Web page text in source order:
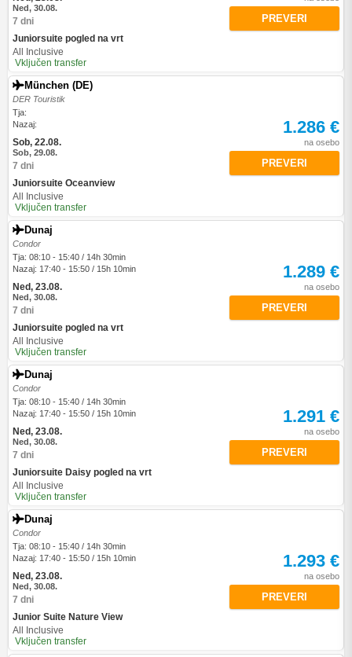
Ned, 30.08.
7 dni
Juniorsuite pogled na vrt
All Inclusive
Vključen transfer
PREVERI
München (DE)
DER Touristik
Tja:
Nazaj:
Sob, 22.08.
Sob, 29.08.
7 dni
Juniorsuite Oceanview
All Inclusive
Vključen transfer
1.286 €
na osebo
PREVERI
Dunaj
Condor
Tja: 08:10 - 15:40 / 14h 30min
Nazaj: 17:40 - 15:50 / 15h 10min
Ned, 23.08.
Ned, 30.08.
7 dni
Juniorsuite pogled na vrt
All Inclusive
Vključen transfer
1.289 €
na osebo
PREVERI
Dunaj
Condor
Tja: 08:10 - 15:40 / 14h 30min
Nazaj: 17:40 - 15:50 / 15h 10min
Ned, 23.08.
Ned, 30.08.
7 dni
Juniorsuite Daisy pogled na vrt
All Inclusive
Vključen transfer
1.291 €
na osebo
PREVERI
Dunaj
Condor
Tja: 08:10 - 15:40 / 14h 30min
Nazaj: 17:40 - 15:50 / 15h 10min
Ned, 23.08.
Ned, 30.08.
7 dni
Junior Suite Nature View
All Inclusive
Vključen transfer
1.293 €
na osebo
PREVERI